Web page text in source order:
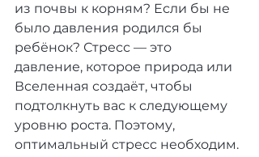
из почвы к корням? Если бы не
было давления родился бы
ребёнок? Стресс — это
давление, которое природа или
Вселенная создаёт, чтобы
подтолкнуть вас к следующему
уровню роста. Поэтому,
оптимальный стресс необходим.